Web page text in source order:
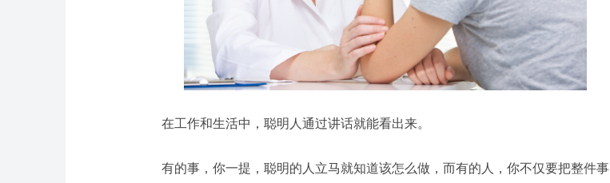
在工作和生活中，聪明人通过讲话就能看出来。
有的事，你一提，聪明的人立马就知道该怎么做，而有的人，你不仅要把整件事